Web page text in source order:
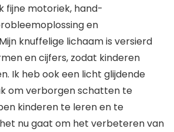
fijne motoriek, hand-
en
knuffelige lichaam is versierd
en cijfers, zodat kinderen
Ik heb ook een licht glijdende
om verborgen schatten te
kinderen te leren en te
nu gaat om het verbeteren van